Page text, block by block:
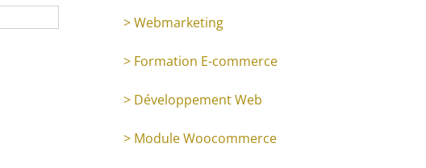
> Webmarketing
> Formation E-commerce
> Développement Web
> Module Woocommerce